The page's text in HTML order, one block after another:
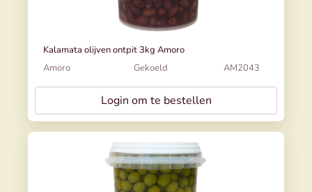
Kalamata olijven ontpit 3kg Amoro
Amoro
Gekoeld AM2043
Login om te bestellen